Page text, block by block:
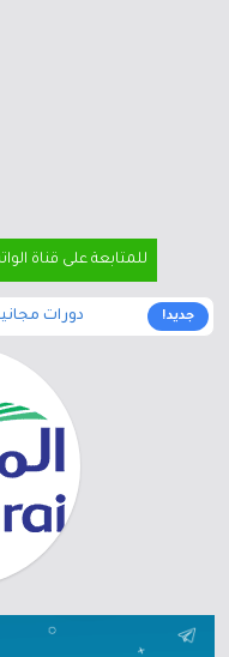
للمتابعة على قناة
جديد! دورات